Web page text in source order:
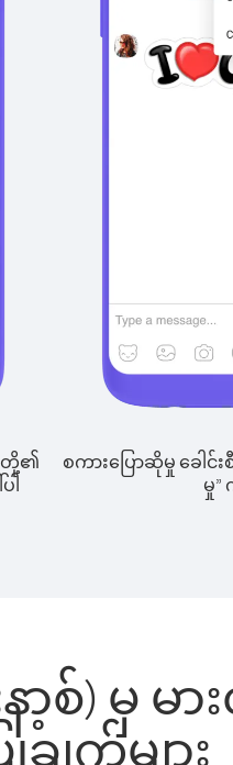
တို့၏
ါ
စကားပြောဆိုမှု ခေါင်း
မှု”
စ်) မှ မာ
ျက်များ